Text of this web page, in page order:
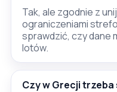
Tak, ale zgodnie z
ograniczeniami
sprawdzić, czy dane
lotów.
Czy w Grecji